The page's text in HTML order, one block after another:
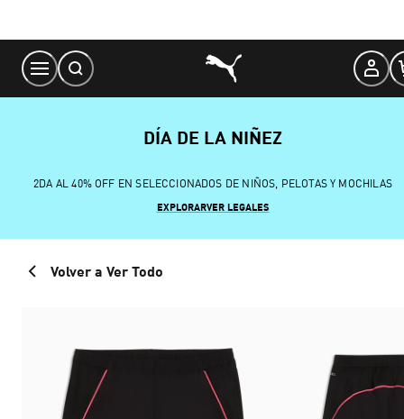
Content
DÍA DE LA NIÑEZ
2DA AL 40% OFF EN SELECCIONADOS DE NIÑOS, PELOTAS Y MOCHILAS
EXPLORARVER LEGALES
Volver a Ver Todo